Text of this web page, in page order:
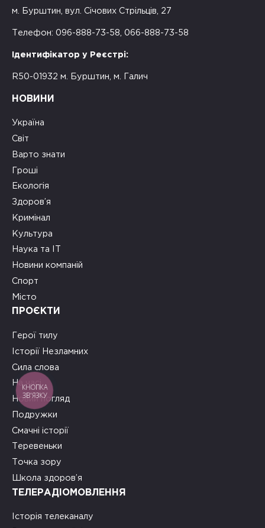
м. Бурштин, вул. Січових Стрільців, 27
Телефон: 096-888-73-58, 066-888-73-58
Ідентифікатор у Реєстрі:
R50-01932 м. Бурштин, м. Галич
НОВИНИ
Україна
Світ
Варто знати
Гроші
Екологія
Здоров’я
Кримінал
Культура
Наука та ІТ
Новини компаній
Спорт
Місто
ПРОЄКТИ
Герої тилу
Історії Незламних
Сила слова
На часі
Новий погляд
Подружки
Смачні історії
Теревеньки
Точка зору
Школа здоров’я
ТЕЛЕРАДІОМОВЛЕННЯ
Історія телеканалу
КНОПКА
ЗВ'ЯЗКУ